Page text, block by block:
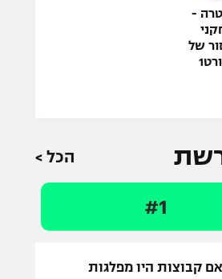
-
של
הכל >
#1
אם קבוצות היו מפלגות